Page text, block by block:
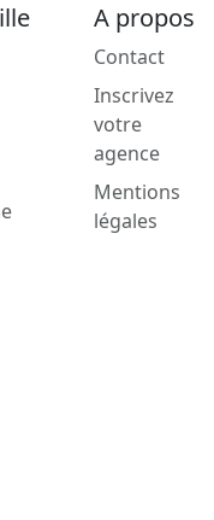
A propos
Contact
Inscrivez
votre
agence
Mentions
légales